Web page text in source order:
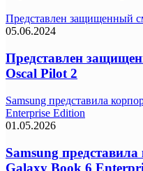
Представлен защищенный
05.06.2024
Представлен
Oscal Pilot 2
Samsung представила
Enterprise Edition
01.05.2026
Samsung
Galaxy Book 6